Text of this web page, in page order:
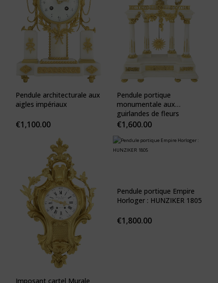
Pendule architecturale aux
aigles impériaux
€1,100.00
Pendule portique
monumentale aux
guirlandes de fleurs
€1,600.00
Imposant cartel Murale
Pendule portique Empire
Horloger : HUNZIKER 1805
€1,800.00